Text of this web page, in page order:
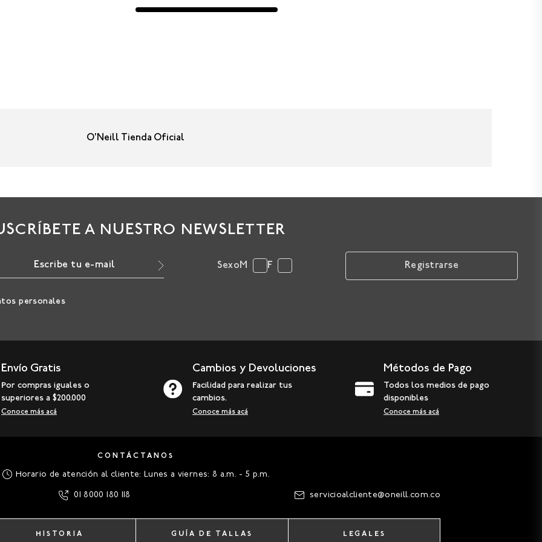
O'Neill Tienda Oficial
A NUESTRO NEWSLETTER
Sexo M F Registrarse
personales
Envío Gratis
Por compras iguales o
superiores a $200.000
Conoce más acá
Cambios y Devoluciones
Facilidad para realizar tus
cambios.
Conoce más acá
Métodos de Pago
Todos los medios de pago
disponibles
Conoce más acá
CONTÁCTANOS
Horario de atención al cliente: Lunes a viernes: 8 a.m. - 5 p.m.
01 8000 180 118 servicioalcliente@oneill.com.co
HISTORIA GUÍA DE TALLAS LEGALES